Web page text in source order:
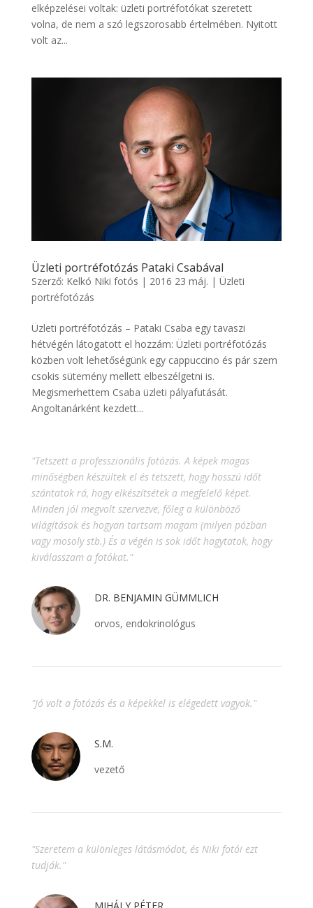
elképzelései voltak: üzleti portréfotókat szeretett
volna, de nem a szó legszorosabb értelmében. Nyitott
volt az...
Üzleti portréfotózás Pataki Csabával
Szerző: Kelkó Niki fotós | 2016 23 máj. | Üzleti
portréfotózás
Üzleti portréfotózás – Pataki Csaba egy tavaszi
hétvégén látogatott el hozzám: Üzleti portréfotózás
közben volt lehetőségünk egy cappuccino és pár szem
csokis sütemény mellett elbeszélgetni is.
Megismerhettem Csaba üzleti pályafutását.
Angoltanárként kezdett...
"Tetszett a professzionális fotózás. A képek magas
minőségben készültek el és tetszett, hogy hosszú időt
szántatok rá, hogy elkészítsétek a megfelelő képet.
Minden jól megvolt szervezve, főleg a különböző
világítások és hogyan tartsam magam (milyen pózban
vagy mosoly stb.) És a végén is sok időt hagytatok, hogy
kiválasszam a fotókat."
DR. BENJAMIN GÜMMLICH
orvos, endokrinológus
"Jó volt a fotózás és a képekkel is elégedett vagyok."
S.M.
vezető
"Szeretem a különleges látásmódot, és Niki fotói ezt
tudják."